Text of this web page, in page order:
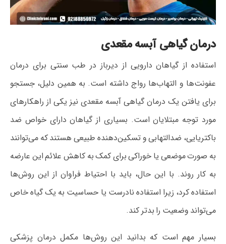
درمان گیاهی آبسه مقعدی
استفاده از گیاهان دارویی از دیرباز در طب سنتی برای درمان
عفونت‌ها و التهاب‌ها رواج داشته است. به همین دلیل، جستجو
برای یافتن یک درمان گیاهی آبسه مقعدی نیز یکی از راهکارهای
مورد توجه مبتلایان است. بسیاری از گیاهان دارای خواص ضد
باکتریایی، ضدالتهابی و تسکین‌دهنده طبیعی هستند که می‌توانند
به صورت موضعی یا خوراکی برای کمک به کاهش علائم این عارضه
به کار روند. با این حال، باید با احتیاط فراوان از این روش‌ها
استفاده کرد، زیرا استفاده نادرست یا حساسیت به یک گیاه خاص
می‌تواند وضعیت را بدتر کند.
بسیار مهم است که بدانید این روش‌ها مکمل درمان پزشکی